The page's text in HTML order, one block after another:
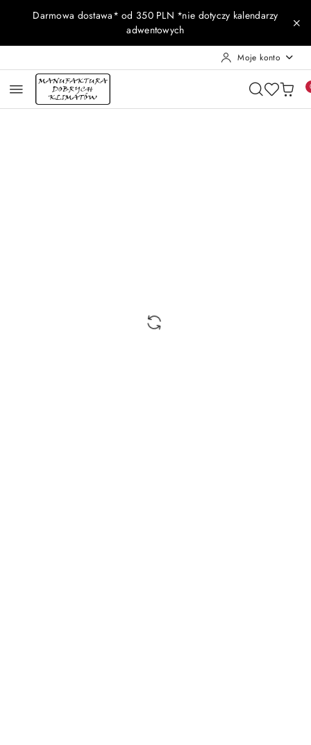
Przejdź do treści głównej
Przejdź do wyszukiwarki
Przejdź do moje konto
Przejdź do menu głównego
Przejdź do opisu produktu
Przejdź do stopki
Darmowa dostawa* od 350 PLN *nie dotyczy kalendarzy
adwentowych
Moje konto